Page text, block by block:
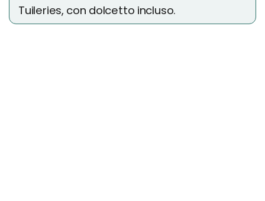
Tuileries, con dolcetto incluso.